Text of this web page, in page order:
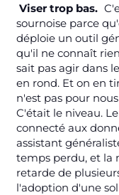
Viser trop bas.
sournoise parce
déploie un outil
qu'il ne connaît
sait pas agir dans
en rond. Et on en
n'est pas pour
C'était le niveau.
connecté aux
assistant
temps perdu, et la
retarde de
l'adoption d'une